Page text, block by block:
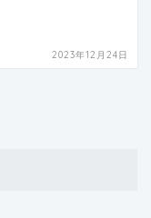
2023年12月24日